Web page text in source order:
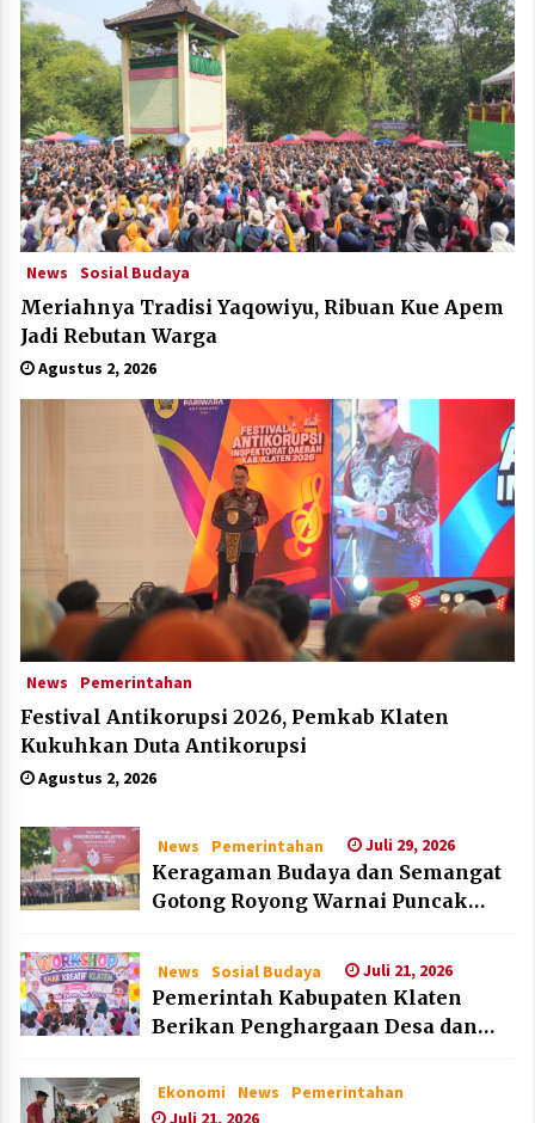
News Sosial Budaya
Meriahnya Tradisi Yaqowiyu, Ribuan Kue Apem
Jadi Rebutan Warga
Agustus 2, 2026
News Pemerintahan
Festival Antikorupsi 2026, Pemkab Klaten
Kukuhkan Duta Antikorupsi
Agustus 2, 2026
News Pemerintahan Juli 29, 2026
Keragaman Budaya dan Semangat
Gotong Royong Warnai Puncak
News Sosial Budaya Juli 21, 2026
Pemerintah Kabupaten Klaten
Berikan Penghargaan Desa dan
2026
Ekonomi News
Pemerintahan
Juli 21, 2026